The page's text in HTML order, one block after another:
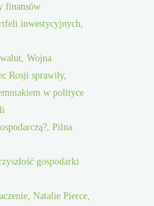
finansów
inwestycyjnych,
Wojna
Rosji sprawiły,
w polityce
Pilna
gospodarki
Natalie Pierce,